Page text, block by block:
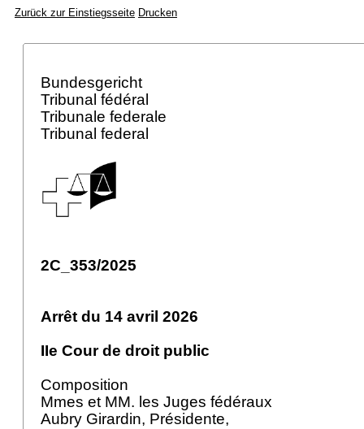
Zurück zur Einstiegsseite Drucken
Bundesgericht
Tribunal fédéral
Tribunale federale
Tribunal federal
2C_353/2025
Arrêt du 14 avril 2026
IIe Cour de droit public
Composition
Mmes et MM. les Juges fédéraux
Aubry Girardin, Présidente,